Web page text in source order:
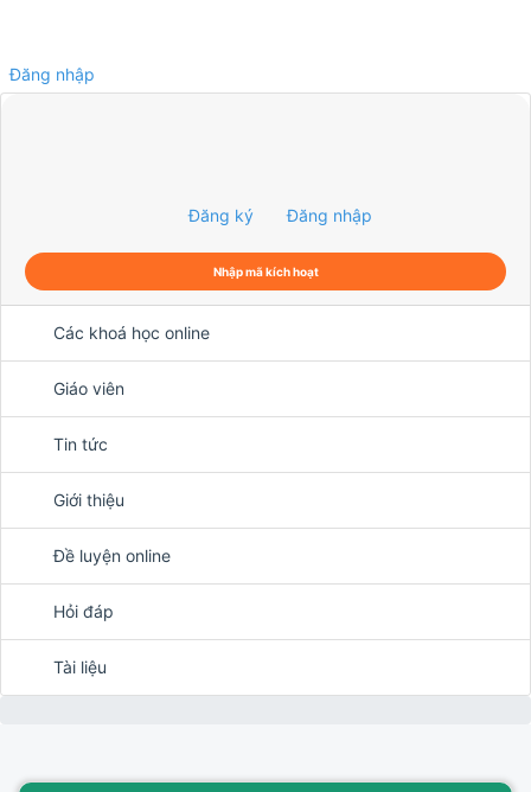
Đăng nhập
Đăng ký Đăng nhập
Nhập mã kích hoạt
Các khoá học online
Giáo viên
Tin tức
Giới thiệu
Đề luyện online
Hỏi đáp
Tài liệu